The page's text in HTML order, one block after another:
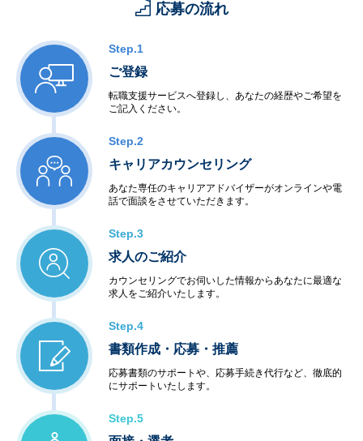
応募の流れ
Step.1
ご登録
転職支援サービスへ登録し、あなたの経歴やご希望を
ご記入ください。
Step.2
キャリアカウンセリング
あなた専任のキャリアアドバイザーがオンラインや電
話で面談をさせていただきます。
Step.3
求人のご紹介
カウンセリングでお伺いした情報からあなたに最適な
求人をご紹介いたします。
Step.4
書類作成・応募・推薦
応募書類のサポートや、応募手続き代行など、徹底的
にサポートいたします。
Step.5